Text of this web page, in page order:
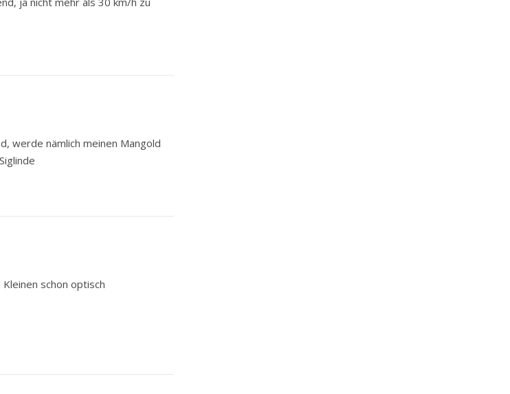
werde nämlich meinen Mangold
schon optisch